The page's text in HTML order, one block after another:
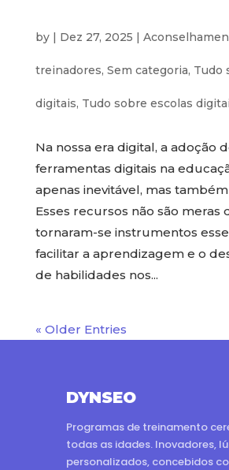
by | Dez 27, 2025 |
treinadores, Sem categoria, Tudo
digitais, Tudo sobre escolas
Na nossa era digital, a adoção
ferramentas digitais na
apenas inevitável, mas
Esses recursos não são meras
tornaram-se instrumentos
facilitar a aprendizagem e o
de habilidades nos...
« Older Entries
DYNSEO
Programas de treinamento
todas as idades. Inovadores,
personalizados, concebidos